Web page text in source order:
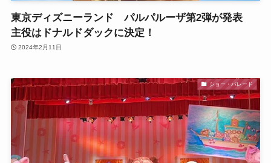
東京ディズニーランド パルパルーザ第2弾が発表
主役はドナルドダックに決定！
2024年2月11日
ショー・パレード